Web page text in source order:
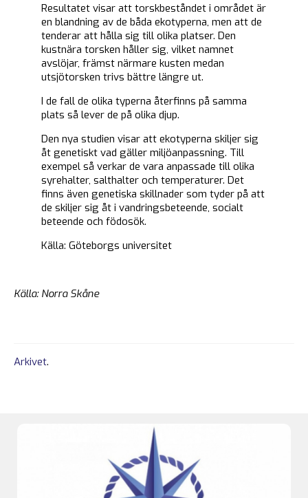
Resultatet visar att torskbeståndet i området är
en blandning av de båda ekotyperna, men att de
tenderar att hålla sig till olika platser. Den
kustnära torsken håller sig, vilket namnet
avslöjar, främst närmare kusten medan
utsjötorsken trivs bättre längre ut.
I de fall de olika typerna återfinns på samma
plats så lever de på olika djup.
Den nya studien visar att ekotyperna skiljer sig
åt genetiskt vad gäller miljöanpassning. Till
exempel så verkar de vara anpassade till olika
syrehalter, salthalter och temperaturer. Det
finns även genetiska skillnader som tyder på att
de skiljer sig åt i vandringsbeteende, socialt
beteende och födosök.
Källa: Göteborgs universitet
Källa: Norra Skåne
Arkivet.